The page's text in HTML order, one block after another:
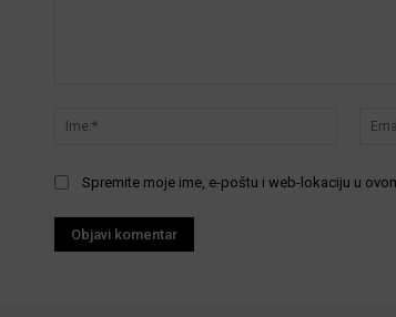
Ime:*
Spremite moje ime, e-poštu i web-lokaciju u